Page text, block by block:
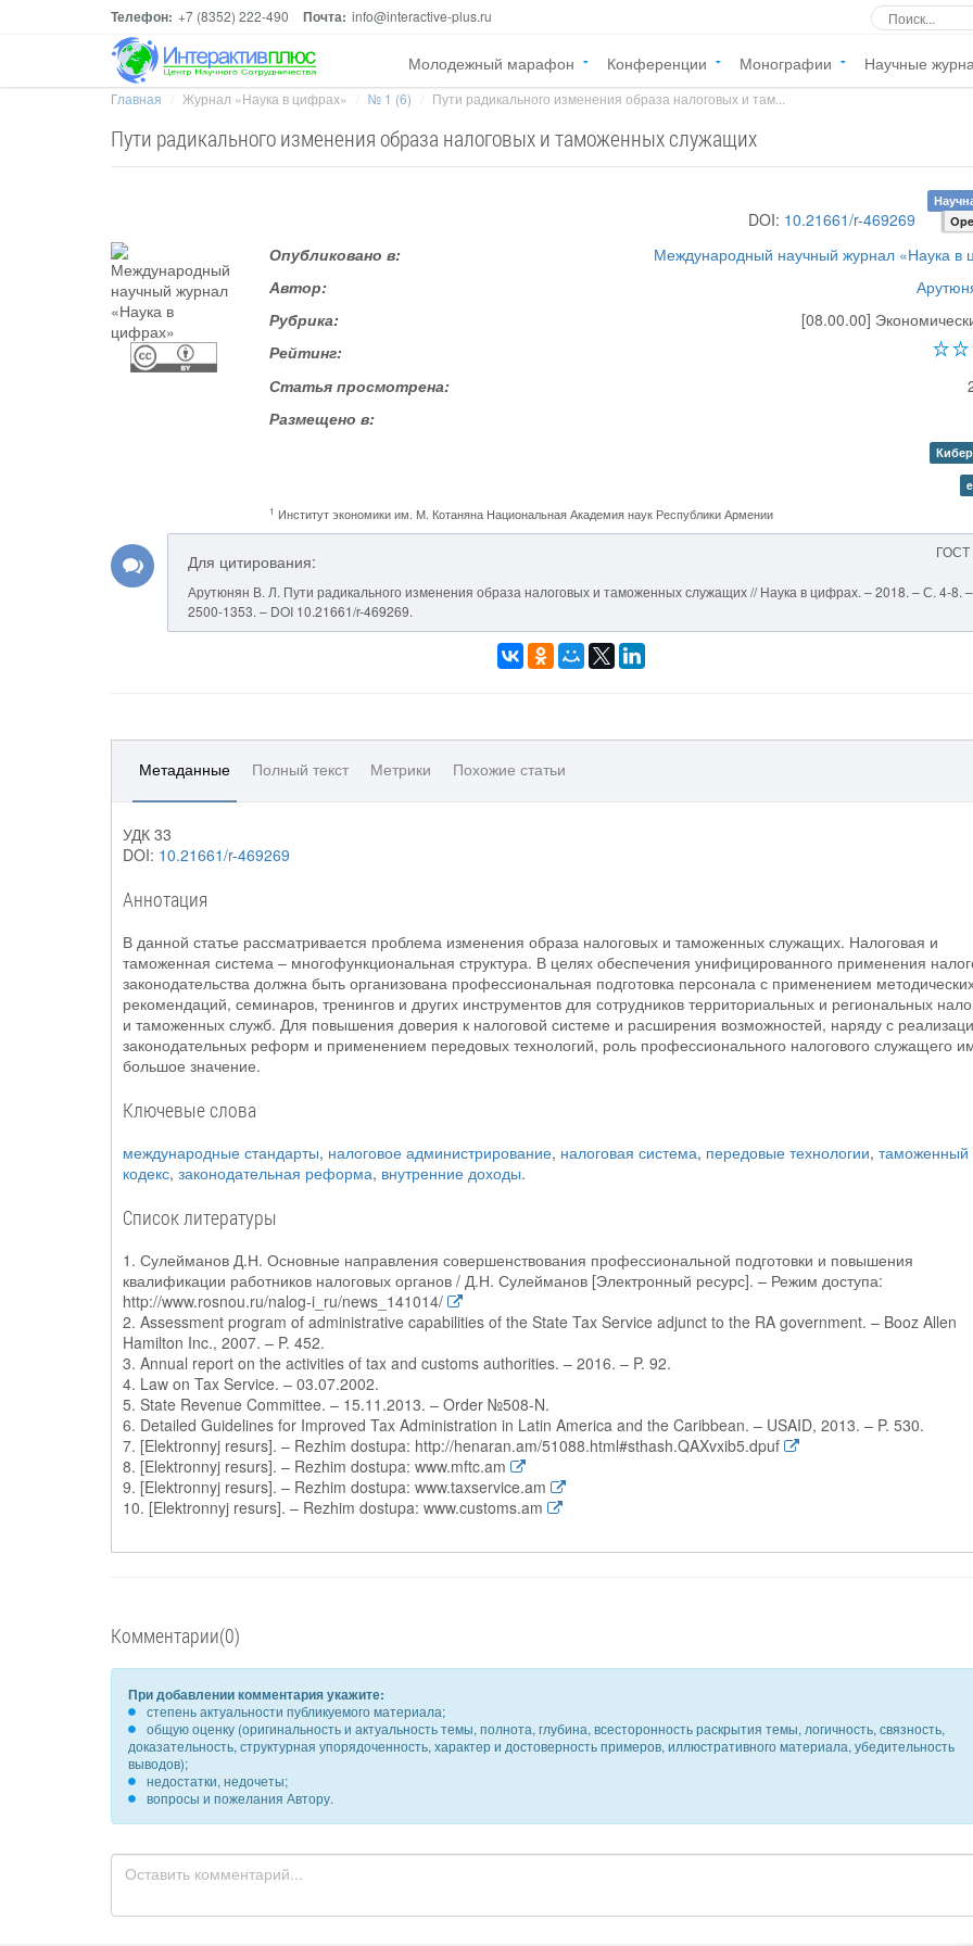
Телефон: +7 (8352) 222-490 Почта: info@interactive-plus.ru
Молодежный марафон Конференции Монографии Научные
Главная Журнал «Наука в цифрах» № 1 (6) Пути радикального изменения образа налоговых и там...
Пути радикального изменения образа налоговых и таможенных служащих
DOI: 10.21661/r-469269
Опубликовано в:
Международный научный журнал «Наука в
Автор:
Рубрика:
[08.00.00]
Рейтинг:
Статья просмотрена:
Размещено в:
1 Институт экономики им. М. Котаняна Национальная Академия наук Республики Армении
ГОСТ
Для цитирования:
Арутюнян В. Л. Пути радикального изменения образа налоговых и таможенных служащих // Наука в цифрах. – 2018. – С. 4-8.
2500-1353. – DOI 10.21661/r-469269.
Метаданные Полный текст Метрики Похожие статьи
УДК 33
DOI: 10.21661/r-469269
Аннотация
В данной статье рассматривается проблема изменения образа налоговых и таможенных служащих. Налоговая и
таможенная система – многофункциональная структура. В целях обеспечения унифицированного применения
законодательства должна быть организована профессиональная подготовка персонала с применением
рекомендаций, семинаров, тренингов и других инструментов для сотрудников территориальных и региональных
и таможенных служб. Для повышения доверия к налоговой системе и расширения возможностей, наряду с
законодательных реформ и применением передовых технологий, роль профессионального налогового служащего
большое значение.
Ключевые слова
международные стандарты, налоговое администрирование, налоговая система, передовые технологии, таможенный
кодекс, законодательная реформа, внутренние доходы.
Список литературы
1. Сулейманов Д.Н. Основные направления совершенствования профессиональной подготовки и повышения
квалификации работников налоговых органов / Д.Н. Сулейманов [Электронный ресурс]. – Режим доступа:
http://www.rosnou.ru/nalog-i_ru/news_141014/
2. Assessment program of administrative capabilities of the State Tax Service adjunct to the RA government. – Booz Allen
Hamilton Inc., 2007. – P. 452.
3. Annual report on the activities of tax and customs authorities. – 2016. – P. 92.
4. Law on Tax Service. – 03.07.2002.
5. State Revenue Committee. – 15.11.2013. – Order №508-N.
6. Detailed Guidelines for Improved Tax Administration in Latin America and the Caribbean. – USAID, 2013. – P. 530.
7. [Elektronnyj resurs]. – Rezhim dostupa: http://henaran.am/51088.html#sthash.QAXvxib5.dpuf
8. [Elektronnyj resurs]. – Rezhim dostupa: www.mftc.am
9. [Elektronnyj resurs]. – Rezhim dostupa: www.taxservice.am
10. [Elektronnyj resurs]. – Rezhim dostupa: www.customs.am
Комментарии(0)
При добавлении комментария укажите:
степень актуальности публикуемого материала;
общую оценку (оригинальность и актуальность темы, полнота, глубина, всесторонность раскрытия темы, логичность, связность,
доказательность, структурная упорядоченность, характер и достоверность примеров, иллюстративного материала, убедительность
выводов);
недостатки, недочеты;
вопросы и пожелания Автору.